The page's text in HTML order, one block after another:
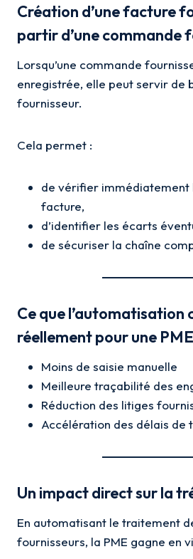
Création d’une facture
partir d’une commande
Lorsqu’une commande
enregistrée, elle peut servir de
fournisseur.
Cela permet :
de vérifier
facture,
d’identifier les écarts
de sécuriser la chaîne
Ce que l’automatisation
réellement pour une PME
Moins de saisie manuelle
Meilleure traçabilité des
Réduction des litiges
Accélération des délais de
Un impact direct sur la
En automatisant le traitement
fournisseurs, la PME gagne en